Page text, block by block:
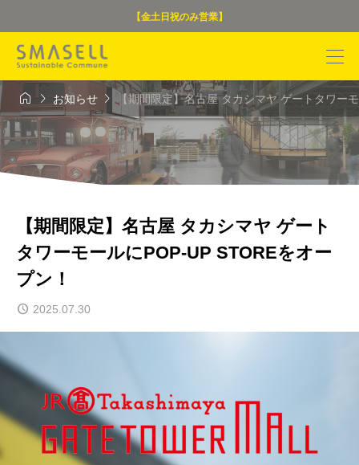
【金土日祝のみ営業】
お知らせ  【期間限定】名古屋 タカシマヤ ゲートタワー
【期間限定】名古屋 タカシマヤ ゲート
タワーモールにPOP-UP STOREをオー
プン！
2025.07.30